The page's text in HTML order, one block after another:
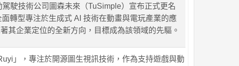
駛技術公司圖森未來（TuSimple）宣布正式更名
轉型專注於生成式 AI 技術在動畫與電玩產業的應
其企業定位的全新方向，目標成為該領域的先驅。
」，專注於開源圖生視訊技術，作為支持遊戲與動